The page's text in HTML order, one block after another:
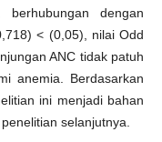
dengan
< (0,05), nilai Odd
ANC tidak patuh
anemia. Berdasarkan
ini menjadi bahan
selanjutnya.